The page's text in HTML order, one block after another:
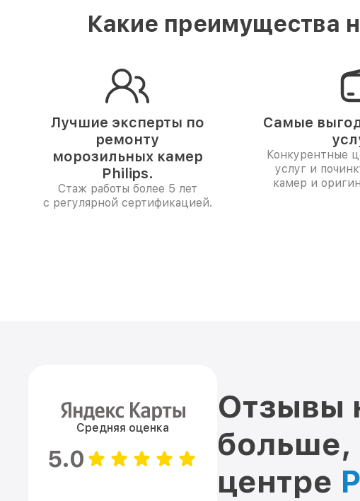
Какие преимущества
Лучшие эксперты по
ремонту
морозильных камер
Philips.
Стаж работы более 5 лет
с регулярной сертификацией.
Самые
Конкурентные
услуг и
камер и
Средняя оценка
5.0
Отзывы
центре